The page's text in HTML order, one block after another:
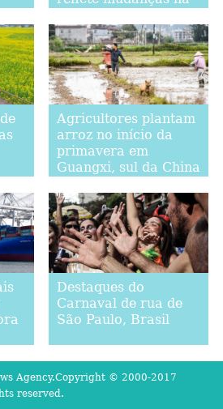
diversificada de
beleza
Agricultores plantam
arroz no início da
primavera em
Guangxi, sul da China
Destaques do
Carnaval de rua de
São Paulo, Brasil
Agency.Copyright © 2000-2017
reserved.